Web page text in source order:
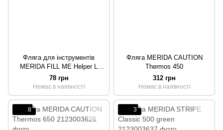
Фляга для інструментів
MERIDA FILL ME Helper L
(19.5 cm)
78 грн
Немає в наявності
Фляга MERIDA CAUTION
Thermos 450
312 грн
Немає в наявності
8 3